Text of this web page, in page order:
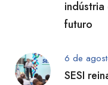
futuro
6 de
SESI